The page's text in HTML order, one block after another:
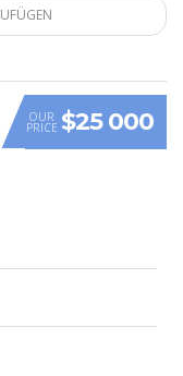
OUR
PRICE $25 000